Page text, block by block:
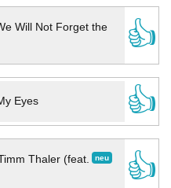
Will Not Forget the
👍
Eyes
👍
neu
Thaler (feat.
👍